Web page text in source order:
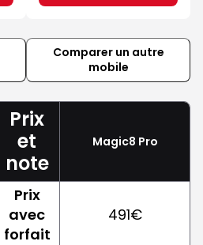
Comparer un autre
mobile
Prix
et
note
Magic8 Pro
Prix
avec
forfait
491€